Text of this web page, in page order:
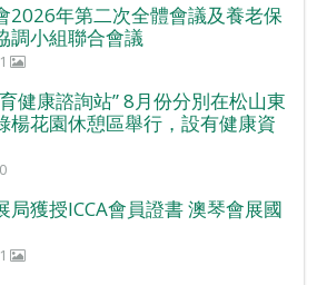
2026年第二次全體會議及養老保
調小組聯合會議
健康諮詢站” 8月份分別在松山東
楊花園休憩區舉行，設有健康資
局獲授ICCA會員證書 澳琴會展國